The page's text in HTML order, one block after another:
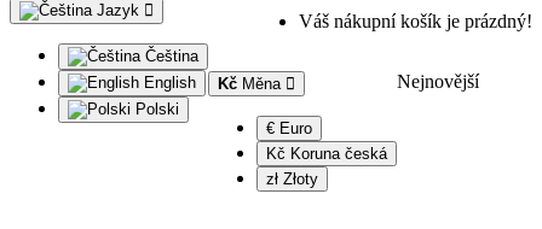
Váš nákupní košík je prázdný!
Jazyk
Čeština
English
Polski
Kč Měna
€ Euro
Kč Koruna česká
zł Złoty
Nejnovější